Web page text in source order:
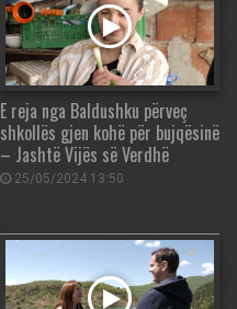
E reja nga Baldushku përveç
shkollës gjen kohë për bujqësinë
– Jashtë Vijës së Verdhë
25/05/2024 13:50